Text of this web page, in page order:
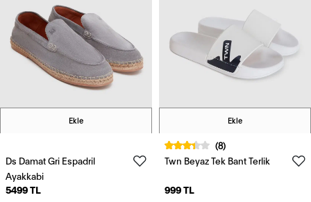
Ekle
Ds Damat Gri Espadril
Ayakkabi
5499 TL
Ekle
(8)
Twn Beyaz Tek Bant Terlik
999 TL